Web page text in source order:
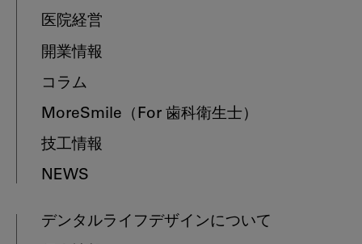
医院経営
開業情報
コラム
MoreSmile （For 歯科衛生士）
技工情報
NEWS
デンタルライフデザインについて